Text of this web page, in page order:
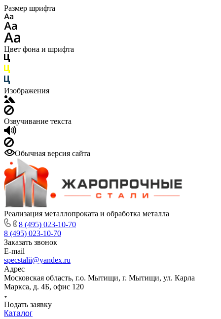
Размер шрифта
Цвет фона и шрифта
Изображения
Озвучивание текста
Обычная версия сайта
Реализация металлопроката и обработка металла
8 (495) 023-10-70
8 (495) 023-10-70
Заказать звонок
E-mail
specstalii@yandex.ru
Адрес
Московская область, г.о. Мытищи, г. Мытищи, ул. Карла
Маркса, д. 4Б, офис 120
Подать заявку
Каталог